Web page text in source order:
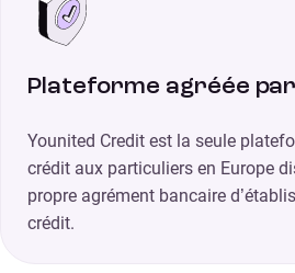
Plateforme agréée par
Younited Credit est la seule
crédit aux particuliers en Europe
propre agrément bancaire
crédit.